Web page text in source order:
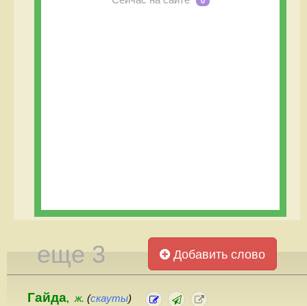
еще 3 Добавить слово
Гайда, ж. (скауты)